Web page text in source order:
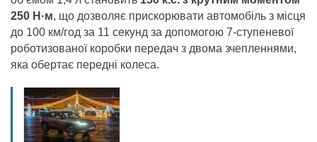
250 Н·м, що дозволяє прискорювати автомобіль з місця
до 100 км/год за 11 секунд за допомогою 7-ступеневої
роботизованої коробки передач з двома зчепленнями,
яка обертає передні колеса.